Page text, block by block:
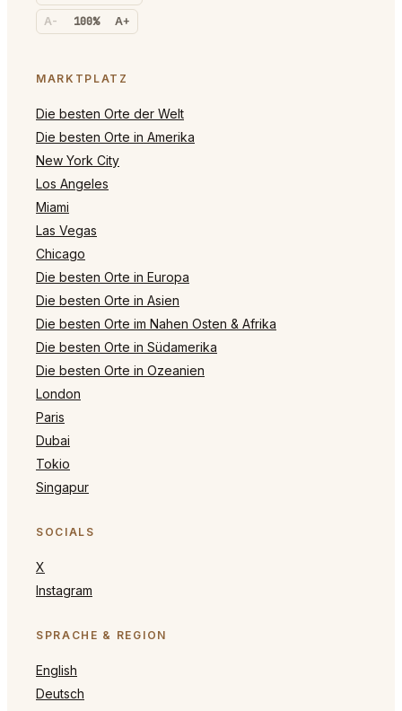
A- 100% A+
MARKTPLATZ
Die besten Orte der Welt
Die besten Orte in Amerika
New York City
Los Angeles
Miami
Las Vegas
Chicago
Die besten Orte in Europa
Die besten Orte in Asien
Die besten Orte im Nahen Osten & Afrika
Die besten Orte in Südamerika
Die besten Orte in Ozeanien
London
Paris
Dubai
Tokio
Singapur
SOCIALS
X
Instagram
SPRACHE & REGION
English
Deutsch